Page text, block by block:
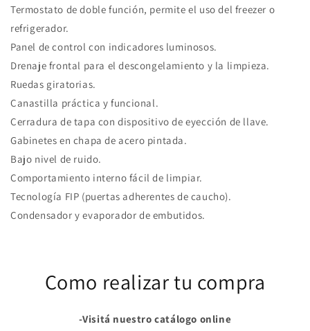
Termostato de doble función, permite el uso del freezer o
refrigerador.
Panel de control con indicadores luminosos.
Drenaje frontal para el descongelamiento y la limpieza.
Ruedas giratorias.
Canastilla práctica y funcional.
Cerradura de tapa con dispositivo de eyección de llave.
Gabinetes en chapa de acero pintada.
Bajo nivel de ruido.
Comportamiento interno fácil de limpiar.
Tecnología FIP (puertas adherentes de caucho).
Condensador y evaporador de embutidos.
Como realizar tu compra
-Visitá nuestro catálogo online